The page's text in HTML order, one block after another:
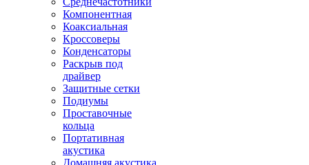
Компонентная
Коаксиальная
Кроссоверы
Конденсаторы
Раскрыв под
драйвер
Защитные сетки
Подиумы
Проставочные
кольца
Портативная
акустика
Домашняя акустика